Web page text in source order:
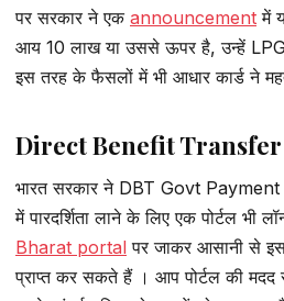
पर सरकार ने एक announcement में
आय 10 लाख या उससे ऊपर है, उन्हें LPG
इस तरह के फैसलों में भी आधार कार्ड ने
Direct Benefit
भारत सरकार ने DBT Govt
में पारदर्शिता लाने के लिए एक पोर्टल भी
Bharat portal पर जाकर आसानी से इस
प्राप्त कर सकते हैं । आप पोर्टल की